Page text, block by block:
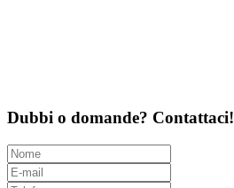
Dubbi o domande? Contattaci!